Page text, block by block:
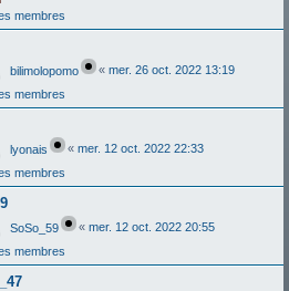
membres
bilimolopomo « mer. 26 oct. 2022 13:19
membres
lyonais « mer. 12 oct. 2022 22:33
membres
SoSo_59 « mer. 12 oct. 2022 20:55
membres